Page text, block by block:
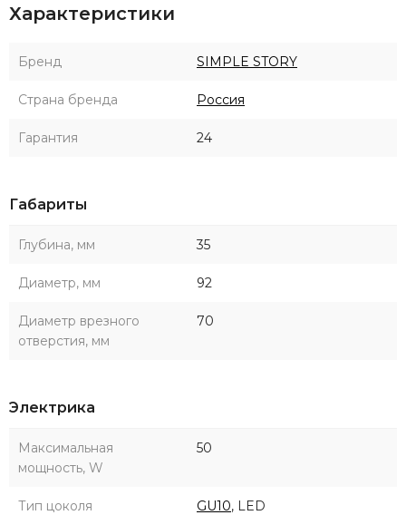
Характеристики
Бренд SIMPLE STORY
Страна бренда Россия
Гарантия 24
Габариты
Глубина, мм 35
Диаметр, мм 92
Диаметр врезного
отверстия, мм
70
Электрика
Максимальная
мощность, W
50
Тип цоколя GU10, LED